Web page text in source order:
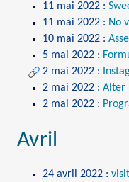
11 mai 2022 :
11 mai 2022 : No
10 mai 2022 :
5 mai 2022 :
2 mai 2022 :
2 mai 2022 : Alter
2 mai 2022 :
Avril
24 avril 2022 :